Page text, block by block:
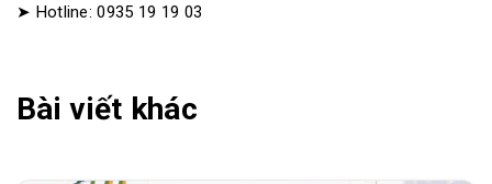
➤ Hotline: 0935 19 19 03
Bài viết khác